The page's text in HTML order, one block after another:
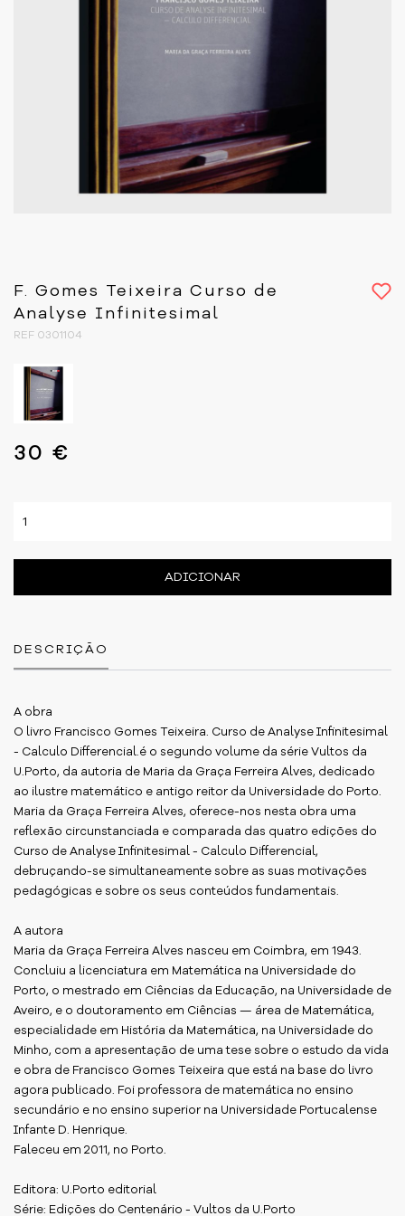
F. Gomes Teixeira Curso de
Analyse Infinitesimal
REF 0301104
30 €
ADICIONAR
DESCRIÇÃO
A obra
O livro Francisco Gomes Teixeira. Curso de Analyse Infinitesimal
- Calculo Differencial.é o segundo volume da série Vultos da
U.Porto, da autoria de Maria da Graça Ferreira Alves, dedicado
ao ilustre matemático e antigo reitor da Universidade do Porto.
Maria da Graça Ferreira Alves, oferece-nos nesta obra uma
reflexão circunstanciada e comparada das quatro edições do
Curso de Analyse Infinitesimal - Calculo Differencial,
debruçando-se simultaneamente sobre as suas motivações
pedagógicas e sobre os seus conteúdos fundamentais.
A autora
Maria da Graça Ferreira Alves nasceu em Coimbra, em 1943.
Concluiu a licenciatura em Matemática na Universidade do
Porto, o mestrado em Ciências da Educação, na Universidade de
Aveiro, e o doutoramento em Ciências — área de Matemática,
especialidade em História da Matemática, na Universidade do
Minho, com a apresentação de uma tese sobre o estudo da vida
e obra de Francisco Gomes Teixeira que está na base do livro
agora publicado. Foi professora de matemática no ensino
secundário e no ensino superior na Universidade Portucalense
Infante D. Henrique.
Faleceu em 2011, no Porto.
Editora: U.Porto editorial
Série: Edições do Centenário - Vultos da U.Porto